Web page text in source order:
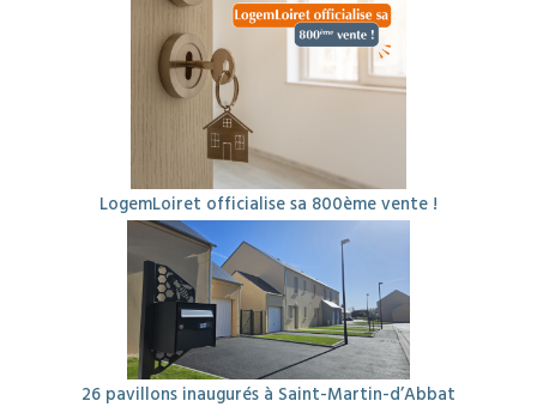
LogemLoiret officialise sa 800ème vente !
26 pavillons inaugurés à Saint-Martin-d’Abbat